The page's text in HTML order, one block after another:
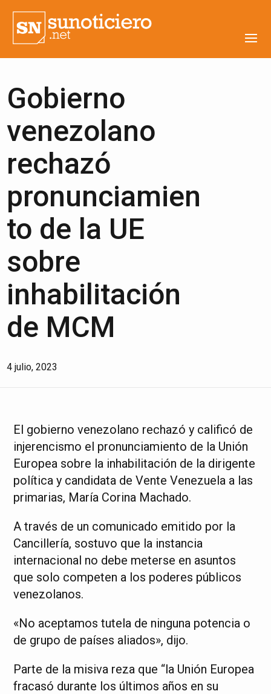
Gobierno
venezolano
rechazó
pronunciamien
to de la UE
sobre
inhabilitación
de MCM
4 julio, 2023
El gobierno venezolano rechazó y calificó de
injerencismo el pronunciamiento de la Unión
Europea sobre la inhabilitación de la dirigente
política y candidata de Vente Venezuela a las
primarias, María Corina Machado.
A través de un comunicado emitido por la
Cancillería, sostuvo que la instancia
internacional no debe meterse en asuntos
que solo competen a los poderes públicos
venezolanos.
«No aceptamos tutela de ninguna potencia o
de grupo de países aliados», dijo.
Parte de la misiva reza que “la Unión Europea
fracasó durante los últimos años en su